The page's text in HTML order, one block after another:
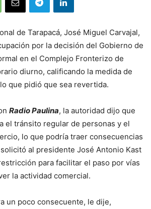
de Tarapacá, José Miguel Carvajal,
por la decisión del Gobierno de
en el Complejo Fronterizo de
diurno, calificando la medida de
que pidió que sea revertida.
Radio Paulina, la autoridad dijo que
el tránsito regular de personas y el
lo que podría traer consecuencias
al presidente José Antonio Kast
para facilitar el paso por vías
la actividad comercial.
un poco consecuente, le dije,